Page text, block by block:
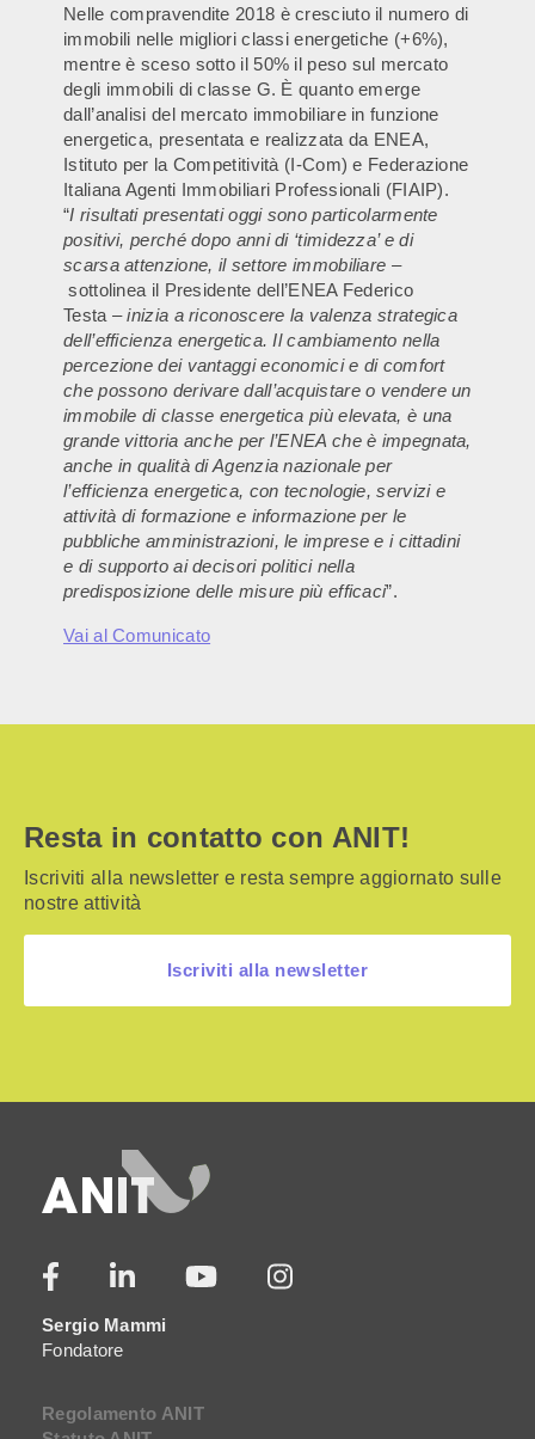
Nelle compravendite 2018 è cresciuto il numero di
immobili nelle migliori classi energetiche (+6%),
mentre è sceso sotto il 50% il peso sul mercato
degli immobili di classe G. È quanto emerge
dall’analisi del mercato immobiliare in funzione
energetica, presentata e realizzata da ENEA,
Istituto per la Competitività (I-Com) e Federazione
Italiana Agenti Immobiliari Professionali (FIAIP).
“I risultati presentati oggi sono particolarmente
positivi, perché dopo anni di ‘timidezza’ e di
scarsa attenzione, il settore immobiliare –
sottolinea il Presidente dell’ENEA Federico
Testa – inizia a riconoscere la valenza strategica
dell’efficienza energetica. Il cambiamento nella
percezione dei vantaggi economici e di comfort
che possono derivare dall’acquistare o vendere un
immobile di classe energetica più elevata, è una
grande vittoria anche per l’ENEA che è impegnata,
anche in qualità di Agenzia nazionale per
l’efficienza energetica, con tecnologie, servizi e
attività di formazione e informazione per le
pubbliche amministrazioni, le imprese e i cittadini
e di supporto ai decisori politici nella
predisposizione delle misure più efficaci”.
Vai al Comunicato
Resta in contatto con ANIT!
Iscriviti alla newsletter e resta sempre aggiornato sulle
nostre attività
Iscriviti alla newsletter
Sergio Mammi
Fondatore
Regolamento ANIT